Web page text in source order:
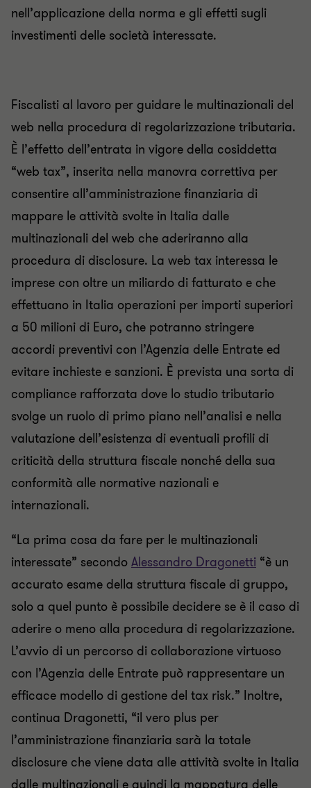
nell’applicazione della norma e gli effetti sugli
investimenti delle società interessate.
Fiscalisti al lavoro per guidare le multinazionali del
web nella procedura di regolarizzazione tributaria.
È l’effetto dell’entrata in vigore della cosiddetta
“web tax”, inserita nella manovra correttiva per
consentire all’amministrazione finanziaria di
mappare le attività svolte in Italia dalle
multinazionali del web che aderiranno alla
procedura di disclosure. La web tax interessa le
imprese con oltre un miliardo di fatturato e che
effettuano in Italia operazioni per importi superiori
a 50 milioni di Euro, che potranno stringere
accordi preventivi con l’Agenzia delle Entrate ed
evitare inchieste e sanzioni. È prevista una sorta di
compliance rafforzata dove lo studio tributario
svolge un ruolo di primo piano nell’analisi e nella
valutazione dell’esistenza di eventuali profili di
criticità della struttura fiscale nonché della sua
conformità alle normative nazionali e
internazionali.
“La prima cosa da fare per le multinazionali
interessate” secondo Alessandro Dragonetti “è un
accurato esame della struttura fiscale di gruppo,
solo a quel punto è possibile decidere se è il caso di
aderire o meno alla procedura di regolarizzazione.
L’avvio di un percorso di collaborazione virtuoso
con l’Agenzia delle Entrate può rappresentare un
efficace modello di gestione del tax risk.” Inoltre,
continua Dragonetti, “il vero plus per
l’amministrazione finanziaria sarà la totale
disclosure che viene data alle attività svolte in Italia
dalle multinazionali e quindi la mappatura delle